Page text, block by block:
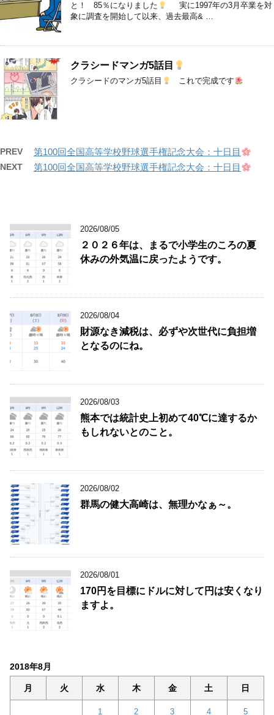
と！ 85％になりました
実に1997年の3月卒業を対
象に調査を開始して以来、過去最高& …
クラシードマンガ5話目
クラシードのマンガ5話目 これで完成です
PREV 第100回全国高等学校野球選手権記念大会：十日目
NEXT 第100回全国高等学校野球選手権記念大会：十日目
2026/08/05
２０２６年は、まるで小学生のころの夏
休みの外気温に戻ったようです。
2026/08/04
財源なき減税は、必ずや次世代に負担増
となるのにね。
2026/08/03
熊本では統計史上初めて40℃に達するか
もしれないとのこと。
2026/08/02
群馬の健大高崎は、無理かなぁ～。
2026/08/01
170円を目標にドルに対して円は安くなり
ますよ。
2018年8月
月 火 水 木 金 土 日
1 2 3 4 5